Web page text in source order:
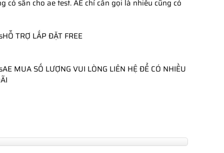
có sẳn cho ae test. AE chỉ cần gọi là nhiêu cũng có
HỖ TRỢ LẮP ĐẶT FREE
AE MUA SỐ LƯỢNG VUI LÒNG LIÊN HỆ ĐỂ CÓ NHIỀU